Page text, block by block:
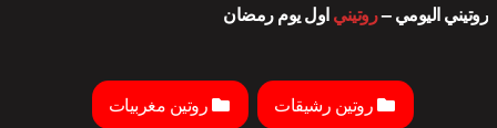
روتيني اليومي –روتينياول يوم رمضان
روتين رشيقات روتين مغربيات